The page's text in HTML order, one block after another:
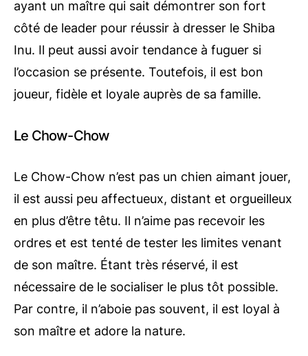
ayant un maître qui sait démontrer son fort
côté de leader pour réussir à dresser le Shiba
Inu. Il peut aussi avoir tendance à fuguer si
l’occasion se présente. Toutefois, il est bon
joueur, fidèle et loyale auprès de sa famille.
Le Chow-Chow
Le Chow-Chow n’est pas un chien aimant jouer,
il est aussi peu affectueux, distant et orgueilleux
en plus d’être têtu. Il n’aime pas recevoir les
ordres et est tenté de tester les limites venant
de son maître. Étant très réservé, il est
nécessaire de le socialiser le plus tôt possible.
Par contre, il n’aboie pas souvent, il est loyal à
son maître et adore la nature.